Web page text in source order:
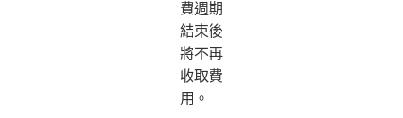
費週期
結束後
將不再
收取費
用。